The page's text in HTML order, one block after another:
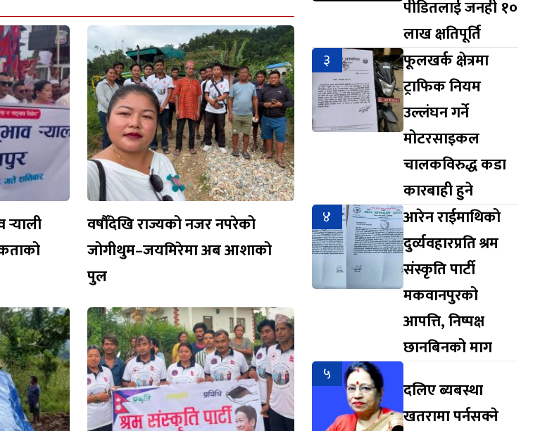
वर्षौँदेखि राज्यको नजर नपरेको
जोगीथुम–जयमिरेमा अब आशाको
पुल
पीडितलाई जनही १०
लाख क्षतिपूर्ति
३
फूलखर्क क्षेत्रमा
ट्राफिक नियम
उल्लंघन गर्ने
मोटरसाइकल
चालकविरुद्ध कडा
कारबाही हुने
४
आरेन राईमाथिको
दुर्व्यवहारप्रति श्रम
संस्कृति पार्टी
मकवानपुरको
आपत्ति, निष्पक्ष
छानबिनको माग
५
दलिए ब्यबस्था
खतरामा पर्नसक्ने